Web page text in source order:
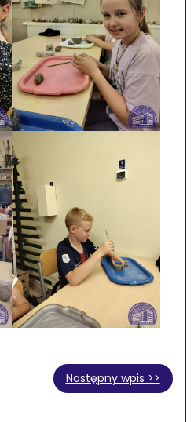
Następny wpis >>